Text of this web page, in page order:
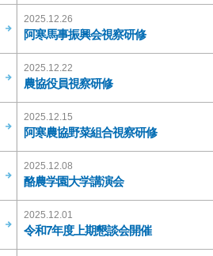
2025.12.26
阿寒馬事振興会視察研修
2025.12.22
農協役員視察研修
2025.12.15
阿寒農協野菜組合視察研修
2025.12.08
酪農学園大学講演会
2025.12.01
令和7年度上期懇談会開催